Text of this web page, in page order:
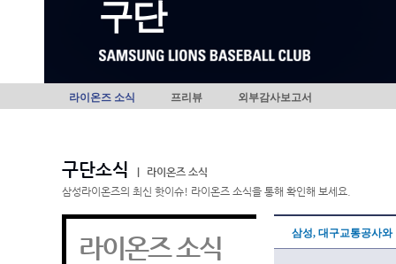
구단
라이온즈 소식 프리뷰 외부감사보고서
구단소식
라이온즈 소식
삼성라이온즈의 최신 핫이슈! 라이온즈 소식을 통해 확인해 보세요.
라이온즈 소식 삼성, 대구교통공사와